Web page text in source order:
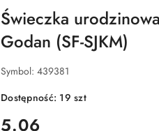
Świeczka
Godan (SF-SJKM)
Symbol: 439381
Dostępność: 19szt
cena:
5.06